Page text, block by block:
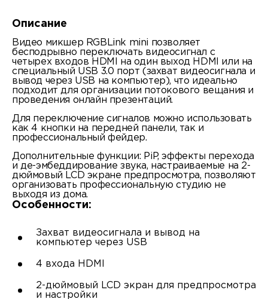
Описание
Видео микшер RGBLink mini позволяет
бесподрывно переключать видеосигнал с
четырех входов HDMI на один выход HDMI или на
специальный USB 3.0 порт (захват видеосигнала и
вывод через USB на компьютер), что идеально
подходит для организации потокового вещания и
проведения онлайн презентаций.
Для переключение сигналов можно использовать
как 4 кнопки на передней панели, так и
профессиональный фейдер.
Дополнительные функции: PiP, эффекты перехода
и де-эмбеддирование звука, настраиваемые на 2-
дюймовый LCD экране предпросмотра, позволяют
организовать профессиональную студию не
выходя из дома.
Особенности:
Захват видеосигнала и вывод на
компьютер через USB
4 входа HDMI
2-дюймовый LCD экран для предпросмотра
и настройки